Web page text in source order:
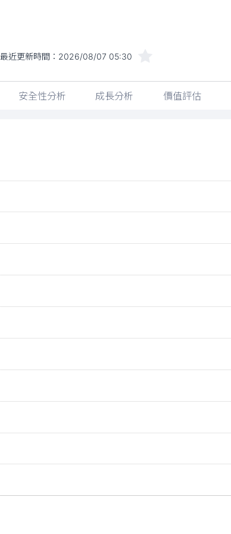
最近更新時間： 2026/08/07 05:30
安全性分析 成長分析 價值評估